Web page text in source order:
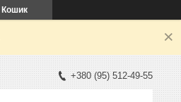
Кошик
+380 (95) 512-49-55